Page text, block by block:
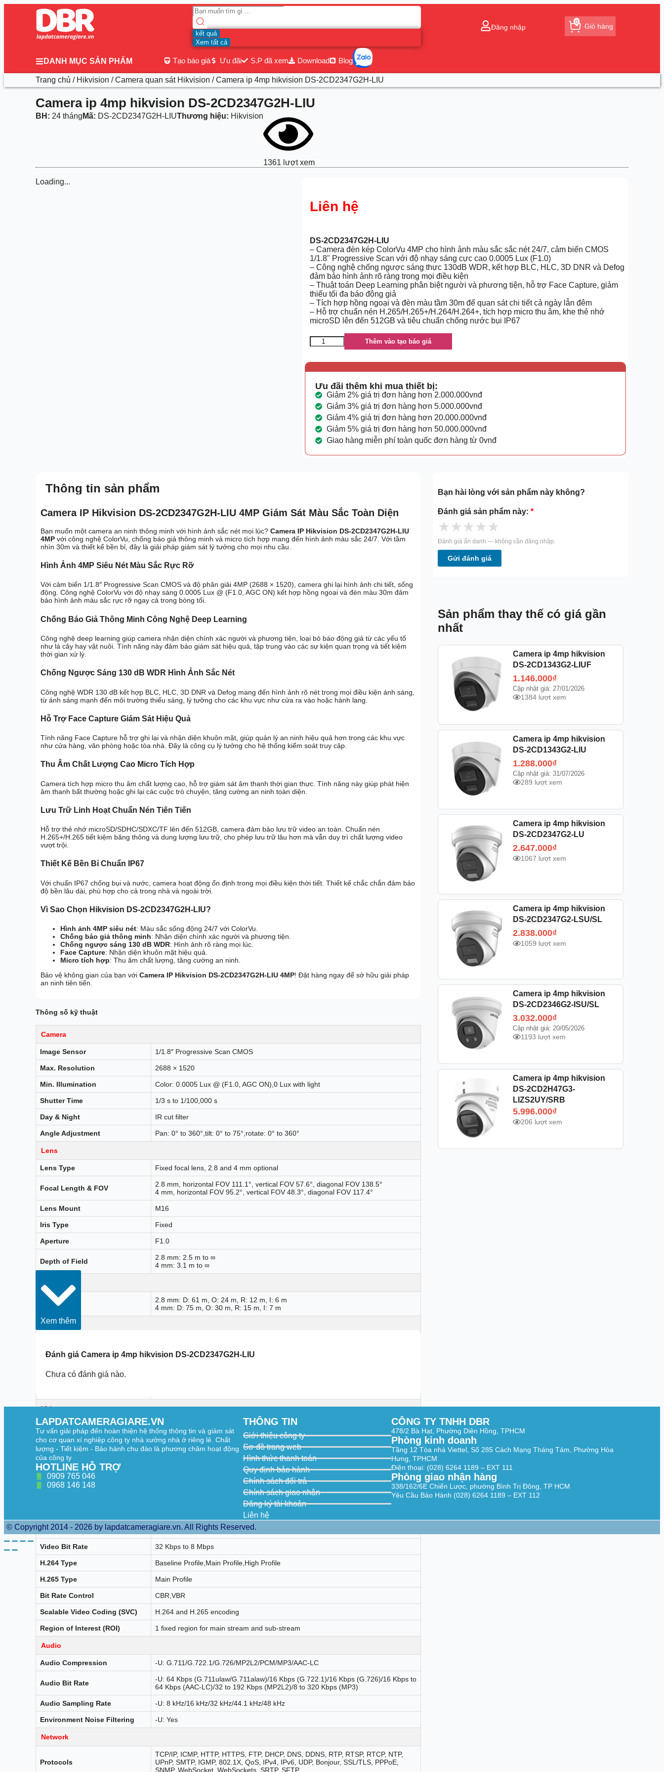
kết quả
Xem tất cả
Đăng nhập Giỏ hàng
0
DANH MỤC SẢN PHẨM Tạo báo giá Ưu đãi S.P đã xem Download Blog
Trang chủ / Hikvision /Camera quan sát Hikvision / Camera ip 4mp hikvision DS-2CD2347G2H-LIU
Camera ip 4mp hikvision DS-2CD2347G2H-LIU
BH: 24 tháng Mã: DS-2CD2347G2H-LIUThương hiệu: Hikvision
1361 lượt xem
Loading...
Liên hệ
DS-2CD2347G2H-LIU
– Camera đèn kép ColorVu 4MP cho hình ảnh màu sắc sắc nét 24/7, cảm biến CMOS
1/1.8" Progressive Scan với độ nhạy sáng cực cao 0.0005 Lux (F1.0)
– Công nghệ chống ngược sáng thực 130dB WDR, kết hợp BLC, HLC, 3D DNR và Defog
đảm bảo hình ảnh rõ ràng trong mọi điều kiện
– Thuật toán Deep Learning phân biệt người và phương tiện, hỗ trợ Face Capture, giảm
thiểu tối đa báo động giả
– Tích hợp hồng ngoại và đèn màu tầm 30m để quan sát chi tiết cả ngày lẫn đêm
– Hỗ trợ chuẩn nén H.265/H.265+/H.264/H.264+, tích hợp micro thu âm, khe thẻ nhớ
microSD lên đến 512GB và tiêu chuẩn chống nước bụi IP67
Thêm vào tạo báo giá
Ưu đãi thêm khi mua thiết bị:
Giảm 2% giá trị đơn hàng hơn 2.000.000vnđ
Giảm 3% giá trị đơn hàng hơn 5.000.000vnđ
Giảm 4% giá trị đơn hàng hơn 20.000.000vnđ
Giảm 5% giá trị đơn hàng hơn 50.000.000vnđ
Giao hàng miễn phí toàn quốc đơn hàng từ 0vnđ
Thông tin sản phẩm
Camera IP Hikvision DS-2CD2347G2H-LIU 4MP Giám Sát Màu Sắc Toàn Diện
Bạn muốn một camera an ninh thông minh với hình ảnh sắc nét mọi lúc? Camera IP Hikvision DS-2CD2347G2H-LIU
4MP với công nghệ ColorVu, chống báo giả thông minh và micro tích hợp mang đến hình ảnh màu sắc 24/7. Với tầm
nhìn 30m và thiết kế bền bỉ, đây là giải pháp giám sát lý tưởng cho mọi nhu cầu.
Hình Ảnh 4MP Siêu Nét Màu Sắc Rực Rỡ
Với cảm biến 1/1.8″ Progressive Scan CMOS và độ phân giải 4MP (2688 × 1520), camera ghi lại hình ảnh chi tiết, sống
động. Công nghệ ColorVu với độ nhạy sáng 0.0005 Lux @ (F1.0, AGC ON) kết hợp hồng ngoại và đèn màu 30m đảm
bảo hình ảnh màu sắc rực rỡ ngay cả trong bóng tối.
Chống Báo Giả Thông Minh Công Nghệ Deep Learning
Công nghệ deep learning giúp camera nhận diện chính xác người và phương tiện, loại bỏ báo động giả từ các yếu tố
như lá cây hay vật nuôi. Tính năng này đảm bảo giám sát hiệu quả, tập trung vào các sự kiện quan trọng và tiết kiệm
thời gian xử lý.
Chống Ngược Sáng 130 dB WDR Hình Ảnh Sắc Nét
Công nghệ WDR 130 dB kết hợp BLC, HLC, 3D DNR và Defog mang đến hình ảnh rõ nét trong mọi điều kiện ánh sáng,
từ ánh sáng mạnh đến môi trường thiếu sáng, lý tưởng cho các khu vực như cửa ra vào hoặc hành lang.
Hỗ Trợ Face Capture Giám Sát Hiệu Quả
Tính năng Face Capture hỗ trợ ghi lại và nhận diện khuôn mặt, giúp quản lý an ninh hiệu quả hơn trong các khu vực
như cửa hàng, văn phòng hoặc tòa nhà. Đây là công cụ lý tưởng cho hệ thống kiểm soát truy cập.
Thu Âm Chất Lượng Cao Micro Tích Hợp
Camera tích hợp micro thu âm chất lượng cao, hỗ trợ giám sát âm thanh thời gian thực. Tính năng này giúp phát hiện
âm thanh bất thường hoặc ghi lại các cuộc trò chuyện, tăng cường an ninh toàn diện.
Lưu Trữ Linh Hoạt Chuẩn Nén Tiên Tiến
Hỗ trợ thẻ nhớ microSD/SDHC/SDXC/TF lên đến 512GB, camera đảm bảo lưu trữ video an toàn. Chuẩn nén
H.265+/H.265 tiết kiệm băng thông và dung lượng lưu trữ, cho phép lưu trữ lâu hơn mà vẫn duy trì chất lượng video
vượt trội.
Thiết Kế Bền Bỉ Chuẩn IP67
Với chuẩn IP67 chống bụi và nước, camera hoạt động ổn định trong mọi điều kiện thời tiết. Thiết kế chắc chắn đảm bảo
độ bền lâu dài, phù hợp cho cả trong nhà và ngoài trời.
Vì Sao Chọn Hikvision DS-2CD2347G2H-LIU?
Hình ảnh 4MP siêu nét: Màu sắc sống động 24/7 với ColorVu.
Chống báo giả thông minh: Nhận diện chính xác người và phương tiện.
Chống ngược sáng 130 dB WDR: Hình ảnh rõ ràng mọi lúc.
Face Capture: Nhận diện khuôn mặt hiệu quả.
Micro tích hợp: Thu âm chất lượng, tăng cường an ninh.
Bảo vệ không gian của bạn với Camera IP Hikvision DS-2CD2347G2H-LIU 4MP! Đặt hàng ngay để sở hữu giải pháp
an ninh tiên tiến.
Thông số kỹ thuật
Camera
Image Sensor 1/1.8″ Progressive Scan CMOS
Max. Resolution 2688 × 1520
Min. Illumination Color: 0.0005 Lux @ (F1.0, AGC ON),0 Lux with light
Shutter Time 1/3 s to 1/100,000 s
Day & Night IR cut filter
Angle Adjustment Pan: 0° to 360°,tilt: 0° to 75°,rotate: 0° to 360°
Lens
Lens Type Fixed focal lens, 2.8 and 4 mm optional
Focal Length & FOV
2.8 mm, horizontal FOV 111.1°, vertical FOV 57.6°, diagonal FOV 138.5°
4 mm, horizontal FOV 95.2°, vertical FOV 48.3°, diagonal FOV 117.4°
Lens Mount M16
Iris Type Fixed
Aperture F1.0
Depth of Field
2.8 mm: 2.5 m to ∞
4 mm: 3.1 m to ∞
DORI
DORI
2.8 mm: D: 61 m, O: 24 m, R: 12 m, I: 6 m
4 mm: D: 75 m, O: 30 m, R: 15 m, I: 7 m
Illuminator
Supplement Light Range Up to 30 m
Smart Supplement Light
Video
Main Stream
50 Hz: 25 fps (2688 × 1520, 1920 × 1080, 1280 × 720)
60 Hz: 30 fps (2688 × 1520, 1920 × 1080, 1280 × 720)
Sub-Stream
50 Hz: 25 fps (1280 × 720, 640 × 480, 640 × 360)
60 Hz: 30 fps (1280 × 720, 640 × 480, 640 × 360)
Third Stream
50 Hz: 10 fps (1920 × 1080, 1280 × 720, 640 × 480, 640 × 360)
60 Hz: 10 fps (1920 × 1080, 1280 × 720, 640 × 480, 640 × 360)
*The third stream is supported under certain settings.
Video Compression
Main stream: H.265/H.264/H.264+/H.265+,
Sub-stream: H.265/H.264/MJPEG,
Third stream: H.265/H.264,
*Third stream is supported under certain settings.
Video Bit Rate 32 Kbps to 8 Mbps
H.264 Type Baseline Profile,Main Profile,High Profile
H.265 Type Main Profile
Bit Rate Control CBR,VBR
Scalable Video Coding (SVC) H.264 and H.265 encoding
Region of Interest (ROI) 1 fixed region for main stream and sub-stream
Audio
Audio Compression -U: G.711/G.722.1/G.726/MP2L2/PCM/MP3/AAC-LC
Audio Bit Rate
-U: 64 Kbps (G.711ulaw/G.711alaw)/16 Kbps (G.722.1)/16 Kbps (G.726)/16 Kbps to
64 Kbps (AAC-LC)/32 to 192 Kbps (MP2L2)/8 to 320 Kbps (MP3)
Audio Sampling Rate -U: 8 kHz/16 kHz/32 kHz/44.1 kHz/48 kHz
Environment Noise Filtering -U: Yes
Network
Protocols
TCP/IP, ICMP, HTTP, HTTPS, FTP, DHCP, DNS, DDNS, RTP, RTSP, RTCP, NTP,
UPnP, SMTP, IGMP, 802.1X, QoS, IPv4, IPv6, UDP, Bonjour, SSL/TLS, PPPoE,
SNMP, WebSocket, WebSockets, SRTP, SFTP
Xem thêm
Đánh giá Camera ip 4mp hikvision DS-2CD2347G2H-LIU
Chưa có đánh giá nào.
Bạn hài lòng với sản phẩm này không?
Đánh giá sản phẩm này: *
★★★★★
Đánh giá ẩn danh — không cần đăng nhập.
Gửi đánh giá
Sản phẩm thay thế có giá gần
nhất
Camera ip 4mp hikvision
DS-2CD1343G2-LIUF
1.146.000₫
Cập nhật giá: 27/01/2026
1384 lượt xem
Camera ip 4mp hikvision
DS-2CD1343G2-LIU
1.288.000₫
Cập nhật giá: 31/07/2026
289 lượt xem
Camera ip 4mp hikvision
DS-2CD2347G2-LU
2.647.000₫
1067 lượt xem
Camera ip 4mp hikvision
DS-2CD2347G2-LSU/SL
2.838.000₫
1059 lượt xem
Camera ip 4mp hikvision
DS-2CD2346G2-ISU/SL
3.032.000₫
Cập nhật giá: 20/05/2026
1193 lượt xem
Camera ip 4mp hikvision
DS-2CD2H47G3-
LIZS2UY/SRB
5.996.000₫
206 lượt xem
LAPDATCAMERAGIARE.VN
Tư vấn giải pháp đến hoàn thiện hệ thống thông tin và giám sát
cho cơ quan xí nghiệp công ty nhà xưởng nhà ở riêng lẻ. Chất
lượng - Tiết kiệm - Bảo hành chu đáo là phương châm hoạt động
của công ty
HOTLINE HỖ TRỢ
0909 765 046
0968 146 148
THÔNG TIN
Giới thiệu công ty
Sơ đồ trang web
Hình thức thanh toán
Quy định bảo hành
Chính sách đổi trả
Chính sách giao nhận
Đăng ký tài khoản
Liên hệ
CÔNG TY TNHH DBR
478/2 Bà Hạt, Phường Diên Hồng, TPHCM
Phòng kinh doanh
Tầng 12 Tòa nhà Viettel, Số 285 Cách Mạng Tháng Tám, Phường Hòa
Hưng, TPHCM
Điện thoại: (028) 6264 1189 – EXT 111
Phòng giao nhận hàng
338/162/6E Chiến Lược, phường Bình Trị Đông, TP HCM
Yêu Cầu Bảo Hành (028) 6264 1189 – EXT 112
© Copyright 2014 - 2026 by lapdatcameragiare.vn. All Rights Reserved.